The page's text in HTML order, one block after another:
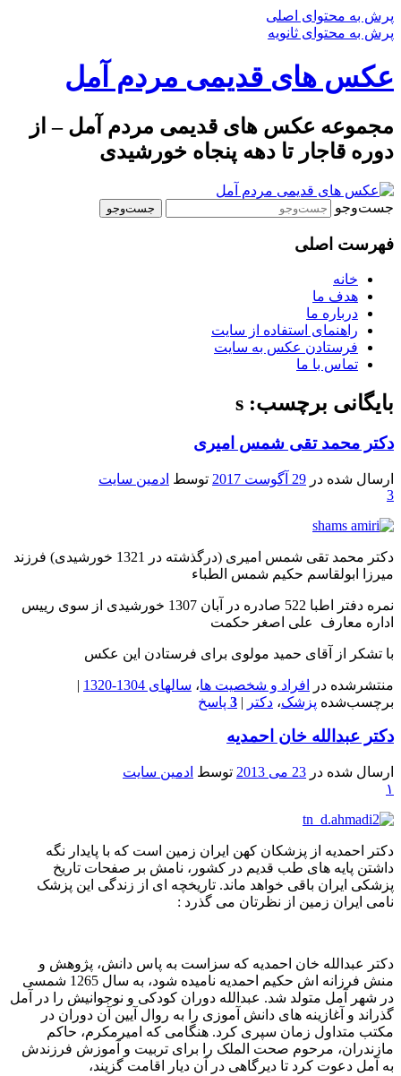
پرش به محتوای اصلی
پرش به محتوای ثانویه
عکس های قدیمی مردم آمل
مجموعه عکس های قدیمی مردم آمل – از
دوره قاجار تا دهه پنجاه خورشیدی
جست‌وجو
فهرست اصلی
خانه
هدف ما
درباره ما
راهنمای استفاده از سایت
فرستادن عکس به سایت
تماس با ما
بایگانی برچسب: s
دکتر محمد تقی شمس امیری
ارسال شده در 29 آگوست 2017 توسط ادمین سایت
3
دکتر محمد تقی شمس امیری (درگذشته در 1321 خورشیدی) فرزند
میرزا ابولقاسم حکیم شمس الطباء
نمره دفتر اطبا 522 صادره در آبان 1307 خورشیدی از سوی رییس
اداره معارف علی اصغر حکمت
با تشکر از آقای حمید مولوی برای فرستادن این عکس
منتشرشده در افراد و شخصیت ها، سالهای 1304-1320
|
برچسب‌شده پزشک، دکتر |
3 پاسخ
دکتر عبدالله خان احمدیه
ارسال شده در 23 می 2013 توسط ادمین سایت
۱
دکتر احمدیه از پزشکان کهن ایران زمین است که با پایدار نگه
داشتن پایه های طب قدیم در کشور، نامش بر صفحات تاریخ
پزشکی ایران باقی خواهد ماند. تاریخچه ای از زندگی این پزشک
نامی ایران زمین از نظرتان می گذرد :
دکتر عبدالله خان احمدیه که سزاست به پاس دانش، پژوهش و
منش فرزانه اش حکیم احمدیه نامیده شود، به سال 1265 شمسی
در شهر آمل متولد شد. عبدالله دوران کودکی و نوجوانیش را در آمل
گذراند و آغازینه های دانش آموزی را به روال آیین آن دوران در
مکتب متداول زمان سپری کرد. هنگامی که امیرمکرم، حاکم
مازندران، مرحوم صحت الملک را برای تربیت و آموزش فرزندش
به آمل دعوت کرد تا دیرگاهی در آن دیار اقامت گزیند،